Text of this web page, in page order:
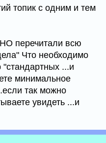
топик с одним и тем
перечитали всю
Что необходимо
"стандартных ...и
минимальное
так можно
увидеть ...и